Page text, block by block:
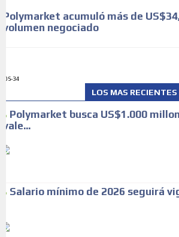
Polymarket acumuló más de
volumen negociado
ADS-34
LOS MAS RECIENTES
Polymarket busca US$1.000
vale...
Salario mínimo de 2026 seguirá